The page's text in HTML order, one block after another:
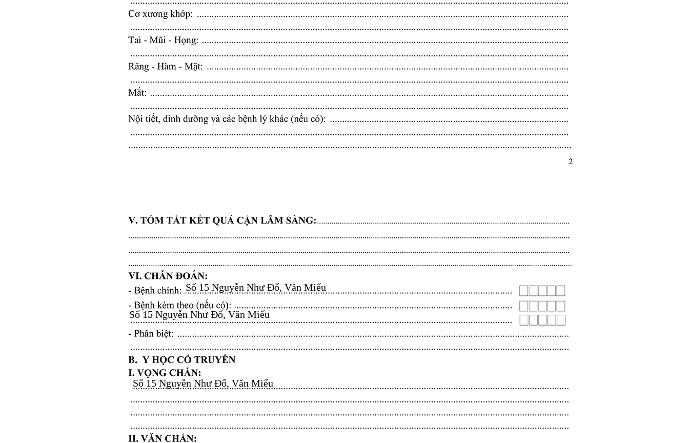
Số 15 Nguyễn Như Đổ, Văn Miếu​​​​
Số 15 Nguyễn Như Đổ, Văn Miếu​​​​
Số 15 Nguyễn Như Đổ, Văn Miếu​​​​